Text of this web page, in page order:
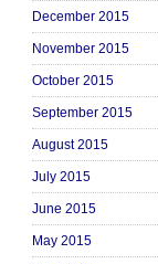
December 2015
November 2015
October 2015
September 2015
August 2015
July 2015
June 2015
May 2015